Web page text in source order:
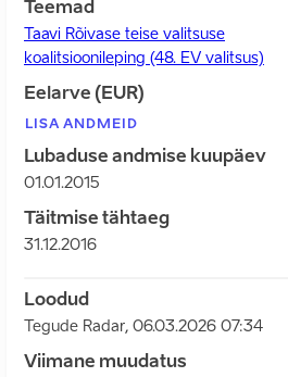
Teemad
Taavi Rõivase teise valitsuse
koalitsioonileping (48. EV valitsus)
Eelarve (EUR)
LISA ANDMEID
Lubaduse andmise kuupäev
01.01.2015
Täitmise tähtaeg
31.12.2016
Loodud
Tegude Radar, 06.03.2026 07:34
Viimane muudatus